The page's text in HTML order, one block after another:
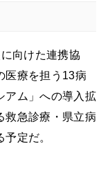
向けた連携協
医療を担う13病
アム」への導入拡
救急診療・県立病
定だ。